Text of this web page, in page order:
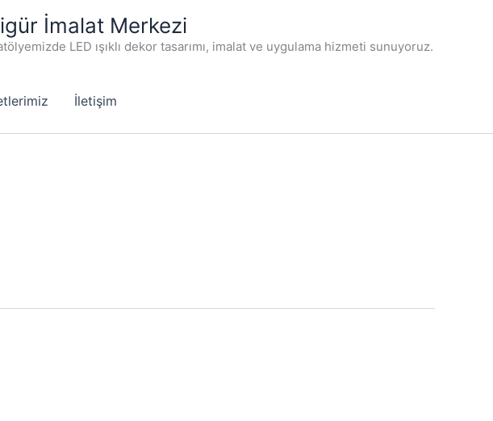
İmalat Merkezi
LED ışıklı dekor tasarımı, imalat ve uygulama hizmeti sunuyoruz.
İletişim